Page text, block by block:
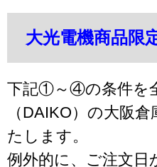
大光電機商品限
下記①～④の条件を
（DAIKO）の大阪
たします。
例外的に、ご注文